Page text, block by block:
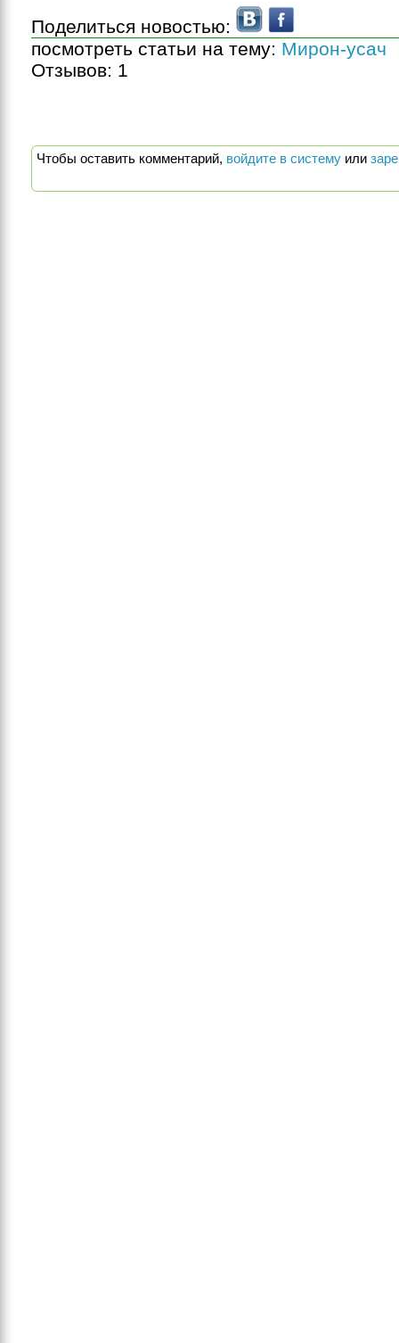
Поделиться новостью:
посмотреть статьи на тему: Мирон-усач
Отзывов: 1
Чтобы оставить комментарий, войдите в систему или